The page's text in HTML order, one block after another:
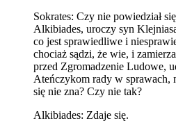
Sokrates: Czy nie powiedział
Alkibiades, uroczy syn
co jest sprawiedliwe i
chociaż sądzi, że wie, i
przed Zgromadzenie Ludowe,
Ateńczykom rady w sprawach,
się nie zna? Czy nie tak?
Alkibiades: Zdaje się.